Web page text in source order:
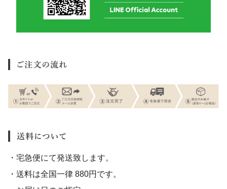
・宅急便にて発送致します。
・送料は全国一律 880円です。